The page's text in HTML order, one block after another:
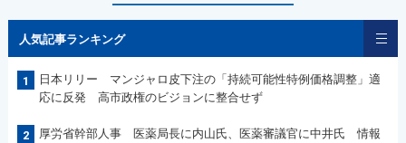
人気記事ランキング
1
日本リリー マンジャロ皮下注の「持続可能性特例価格調整」適
応に反発 高市政権のビジョンに整合せず
2
厚労省幹部人事 医薬局長に内山氏、医薬審議官に中井氏 情報